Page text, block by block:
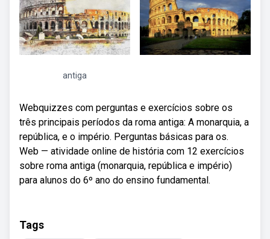
antiga
Webquizzes com perguntas e exercícios sobre os
três principais períodos da roma antiga: A monarquia, a
república, e o império. Perguntas básicas para os.
Web — atividade online de história com 12 exercícios
sobre roma antiga (monarquia, república e império)
para alunos do 6º ano do ensino fundamental.
Tags